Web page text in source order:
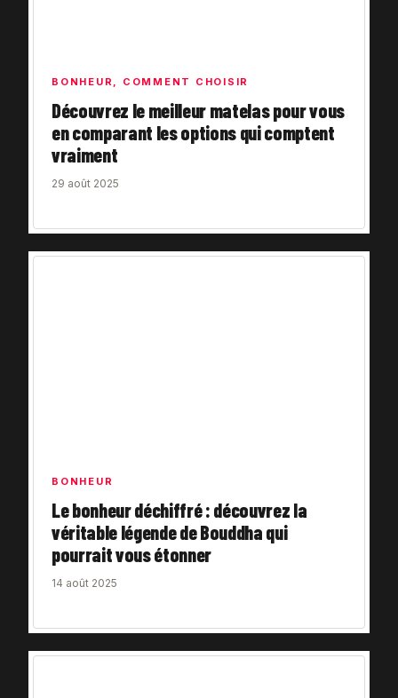
BONHEUR , COMMENT CHOISIR
Découvrez le meilleur matelas pour vous
en comparant les options qui comptent
vraiment
29 août 2025
BONHEUR
Le bonheur déchiffré : découvrez la
véritable légende de Bouddha qui
pourrait vous étonner
14 août 2025